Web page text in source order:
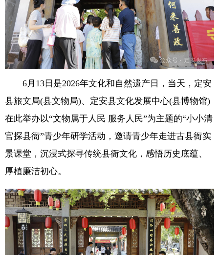
6月13日是2026年文化和自然遗产日，当天，定安
县旅文局(县文物局)、定安县文化发展中心(县博物馆)
在此举办以“文物属于人民 服务人民”为主题的“小小清
官探县衙”青少年研学活动，邀请青少年走进古县衙实
景课堂，沉浸式探寻传统县衙文化，感悟历史底蕴、
厚植廉洁初心。